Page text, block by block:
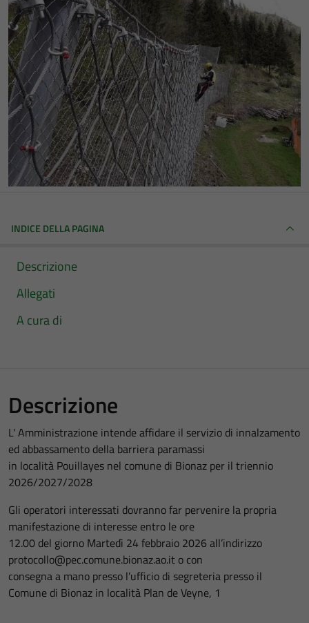
INDICE DELLA PAGINA
Descrizione
Allegati
A cura di
Descrizione
L' Amministrazione intende affidare il servizio di innalzamento
ed abbassamento della barriera paramassi
in località Pouillayes nel comune di Bionaz per il triennio
2026/2027/2028
Gli operatori interessati dovranno far pervenire la propria
manifestazione di interesse entro le ore
12.00 del giorno Martedì 24 febbraio 2026 all’indirizzo
protocollo@pec.comune.bionaz.ao.it o con
consegna a mano presso l’ufficio di segreteria presso il
Comune di Bionaz in località Plan de Veyne, 1